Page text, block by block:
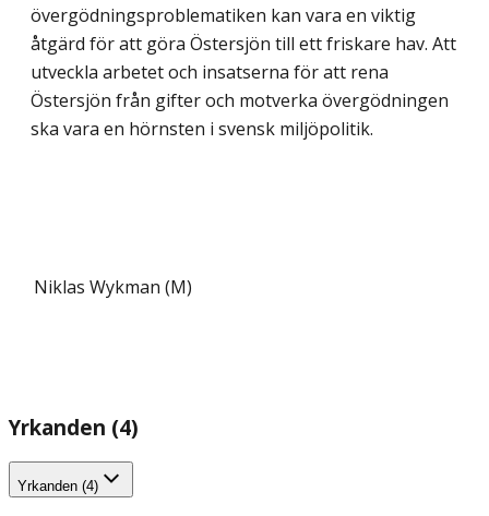
övergödningsproblematiken kan vara en viktig
åtgärd för att göra Östersjön till ett friskare hav. Att
utveckla arbetet och insatserna för att rena
Östersjön från gifter och motverka övergödningen
ska vara en hörnsten i svensk miljöpolitik.
Niklas Wykman (M)
Yrkanden (4)
Yrkanden (4)